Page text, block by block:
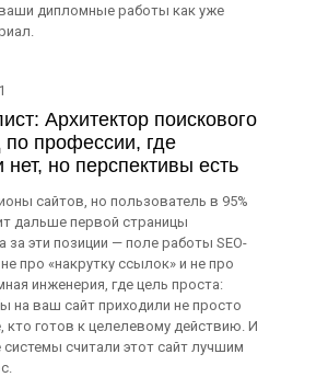
дипломные работы как уже
Архитектор поискового
профессии, где
нет, но перспективы есть
сайтов, но пользователь в 95%
дальше первой страницы
за эти позиции — поле работы SEO-
про «накрутку ссылок» и не про
инженерия, где цель проста:
на ваш сайт приходили не просто
кто готов к целелевому действию. И
считали этот сайт лучшим